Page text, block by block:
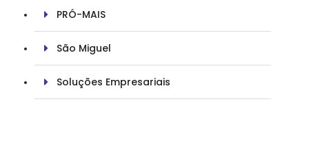
PRÓ-MAIS
São Miguel
Soluções Empresariais